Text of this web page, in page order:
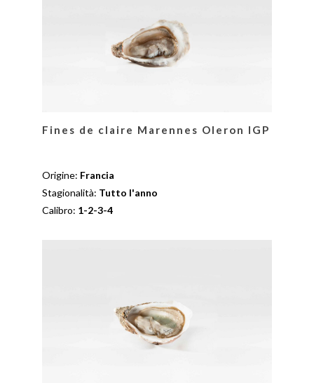
Fines de claire Marennes Oleron IGP
Origine: Francia
Stagionalità: Tutto l'anno
Calibro: 1-2-3-4